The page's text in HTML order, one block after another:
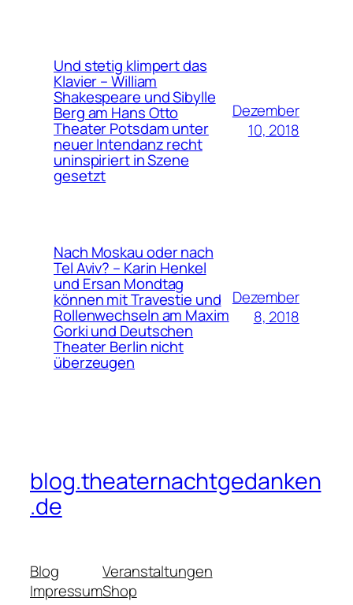
Und stetig klimpert das
Klavier – William
Shakespeare und Sibylle
Berg am Hans Otto
Theater Potsdam unter
neuer Intendanz recht
uninspiriert in Szene
gesetzt
Dezember
10, 2018
Nach Moskau oder nach
Tel Aviv? – Karin Henkel
und Ersan Mondtag
können mit Travestie und
Rollenwechseln am Maxim
Gorki und Deutschen
Theater Berlin nicht
überzeugen
Dezember
8, 2018
blog.theaternachtgedanken
.de
Blog
Impressum
Veranstaltungen
Shop